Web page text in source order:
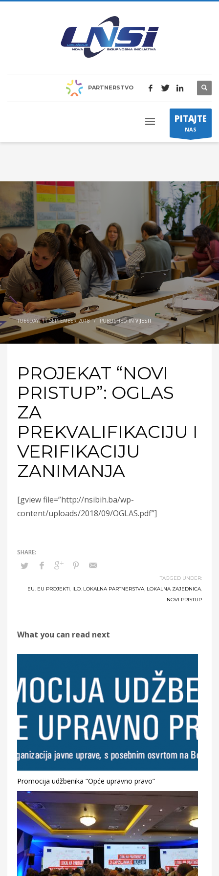
PARTNERSTVO
PITAJTE
NAS
TUESDAY, 11 SEPTEMBER 2018 / PUBLISHED IN VIJESTI
PROJEKAT “NOVI
PRISTUP”: OGLAS
ZA
PREKVALIFIKACIJU I
VERIFIKACIJU
ZANIMANJA
[gview file=”http://nsibih.ba/wp-
content/uploads/2018/09/OGLAS.pdf”]
TAGGED UNDER:
EU, EU PROJEKTI, ILO, LOKALNA PARTNERSTVA, LOKALNA ZAJEDNICA,
NOVI PRISTUP
What you can read next
Promocija udžbenika “Opće upravno pravo”